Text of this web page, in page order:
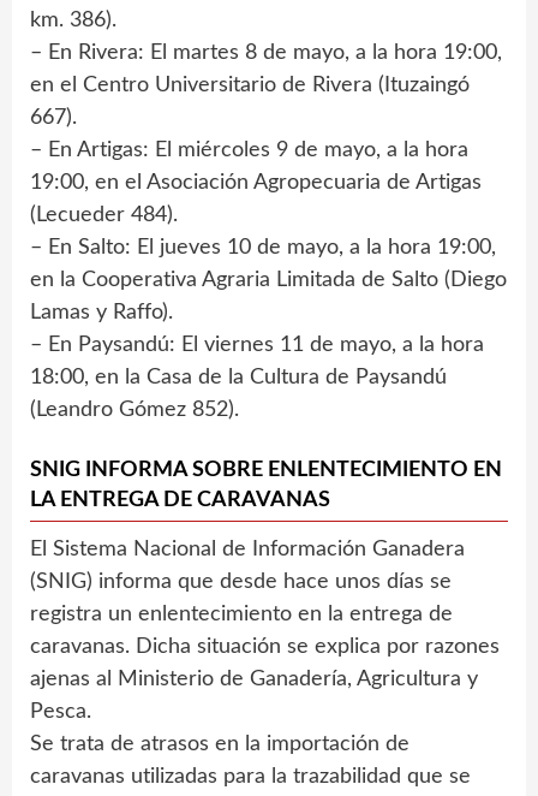
km. 386).
– En Rivera: El martes 8 de mayo, a la hora 19:00,
en el Centro Universitario de Rivera (Ituzaingó
667).
– En Artigas: El miércoles 9 de mayo, a la hora
19:00, en el Asociación Agropecuaria de Artigas
(Lecueder 484).
– En Salto: El jueves 10 de mayo, a la hora 19:00,
en la Cooperativa Agraria Limitada de Salto (Diego
Lamas y Raffo).
– En Paysandú: El viernes 11 de mayo, a la hora
18:00, en la Casa de la Cultura de Paysandú
(Leandro Gómez 852).
SNIG INFORMA SOBRE ENLENTECIMIENTO EN
LA ENTREGA DE CARAVANAS
El Sistema Nacional de Información Ganadera
(SNIG) informa que desde hace unos días se
registra un enlentecimiento en la entrega de
caravanas. Dicha situación se explica por razones
ajenas al Ministerio de Ganadería, Agricultura y
Pesca.
Se trata de atrasos en la importación de
caravanas utilizadas para la trazabilidad que se